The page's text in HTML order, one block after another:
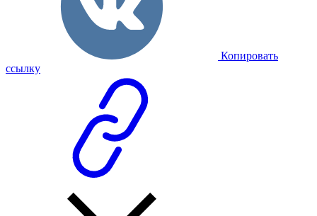
Копировать
ссылку